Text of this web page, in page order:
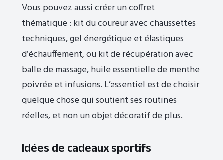
Vous pouvez aussi créer un coffret
thématique : kit du coureur avec chaussettes
techniques, gel énergétique et élastiques
d’échauffement, ou kit de récupération avec
balle de massage, huile essentielle de menthe
poivrée et infusions. L’essentiel est de choisir
quelque chose qui soutient ses routines
réelles, et non un objet décoratif de plus.
Idées de cadeaux sportifs